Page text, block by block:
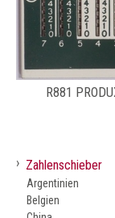
R881
› Zahlenschieber
Argentinien
Belgien